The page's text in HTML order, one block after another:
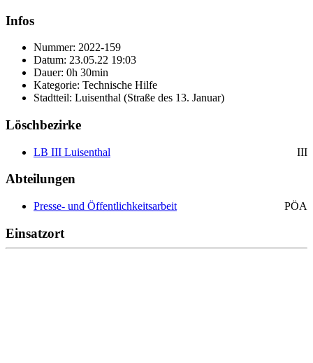
Infos
Nummer: 2022-159
Datum: 23.05.22 19:03
Dauer: 0h 30min
Kategorie: Technische Hilfe
Stadtteil: Luisenthal (Straße des 13. Januar)
Löschbezirke
LB III Luisenthal III
Abteilungen
Presse- und Öffentlichkeitsarbeit PÖA
Einsatzort